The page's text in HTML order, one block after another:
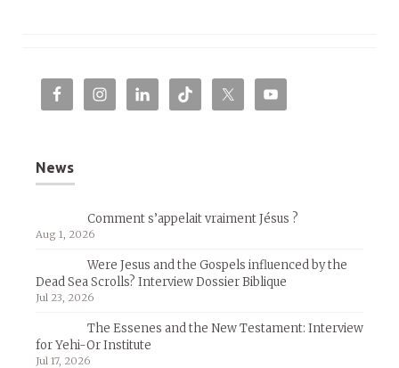
News
Comment s’appelait vraiment Jésus ?
Aug 1, 2026
Were Jesus and the Gospels influenced by the
Dead Sea Scrolls? Interview Dossier Biblique
Jul 23, 2026
The Essenes and the New Testament: Interview
for Yehi-Or Institute
Jul 17, 2026